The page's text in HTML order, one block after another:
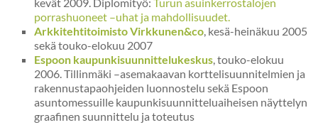
porrashuoneet –uhat ja mahdollisuudet.
Arkkitehtitoimisto Virkkunen&co, kesä-heinäkuu 2005
sekä touko-elokuu 2007
Espoon kaupunkisuunnittelukeskus, touko-elokuu
2006. Tillinmäki –asemakaavan korttelisuunnitelmien ja
rakennustapaohjeiden luonnostelu sekä Espoon
asuntomessuille kaupunkisuunnitteluaiheisen näyttelyn
graafinen suunnittelu ja toteutus